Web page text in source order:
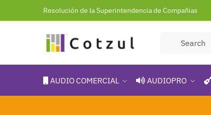
Resolución de la Superintendencia de Compañias
AUDIO COMERCIAL AUDIOPRO